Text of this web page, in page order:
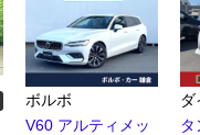
ボルボ
V60 アルティメッ